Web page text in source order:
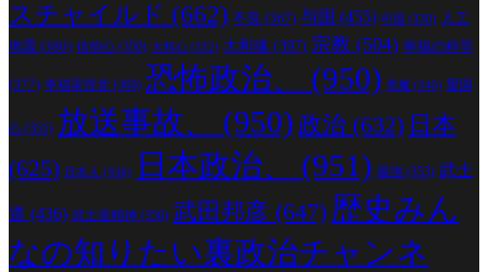
スチャイルド (662) 不良 (367) 与国 (455) 中国 (330) 人工
地震 (380) 信仰心 (350) 大和心 (332) 大和魂 (397) 宗教 (504) 幸福の科学
(377) 幸福実現党 (360) 恐怖政治、 (950) 悪魔 (340) 愛国
心 (351) 放送事故、 (950) 政治 (632) 日本
(625) 日本人 (336) 日本政治、 (951) 最強 (353) 武士
道 (436) 武士道精神 (356) 武田邦彦 (647) 歴史みん
なの知りたい裏政治チャンネ